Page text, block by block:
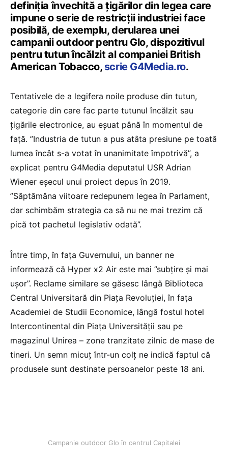
definiția învechită a țigărilor din legea care
impune o serie de restricții industriei face
posibilă, de exemplu, derularea unei
campanii outdoor pentru Glo, dispozitivul
pentru tutun încălzit al companiei British
American Tobacco, scrie G4Media.ro.
Tentativele de a legifera noile produse din tutun,
categorie din care fac parte tutunul încălzit sau
țigările electronice, au eșuat până în momentul de
față. ”Industria de tutun a pus atâta presiune pe toată
lumea încât s-a votat în unanimitate împotrivă”, a
explicat pentru G4Media deputatul USR Adrian
Wiener eșecul unui proiect depus în 2019.
”Săptămâna viitoare redepunem legea în Parlament,
dar schimbăm strategia ca să nu ne mai trezim că
pică tot pachetul legislativ odată”.
Între timp, în fața Guvernului, un banner ne
informează că Hyper x2 Air este mai ”subțire și mai
ușor”. Reclame similare se găsesc lângă Biblioteca
Central Universitară din Piața Revoluției, în fața
Academiei de Studii Economice, lângă fostul hotel
Intercontinental din Piața Universității sau pe
magazinul Unirea – zone tranzitate zilnic de mase de
tineri. Un semn micuț într-un colț ne indică faptul că
produsele sunt destinate persoanelor peste 18 ani.
Campanie outdoor Glo în centrul Capitalei